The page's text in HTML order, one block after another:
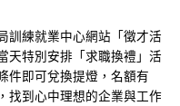
訓練就業中心網站「徵才活
天特別安排「求職換禮」活
件即可兌換提燈，名額有
找到心中理想的企業與工作